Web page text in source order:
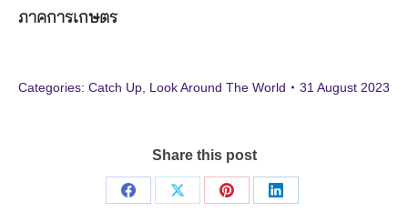
ภาคการเกษตร
Categories: Catch Up Look Around The World 31 August 2023
Share this post
Share
Share
Share
Share